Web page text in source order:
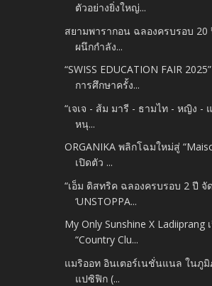
ตัวอย่างยิ่งใหญ่...
สยามพารากอน ฉลองครบรอบ 20
ผนึกกำลัง...
“SWISS EDUCATION FAIR
การศึกษาครั้ง...
“เจเจ - ส้ม มารี - ธามไท - หญิง -
หนุ...
ORGANIKA พลิกโฉมใหม่สู่
เปิดตัว ...
“เอ็ม ดิสทริค ฉลองครบรอบ 2 ปี จั
‘UNSTOPPA...
My Only Sunshine X Ladiiprang
“Country Clu...
แมริออท อินเตอร์เนชั่นแนล ในภูมิ
แปซิฟิก (...